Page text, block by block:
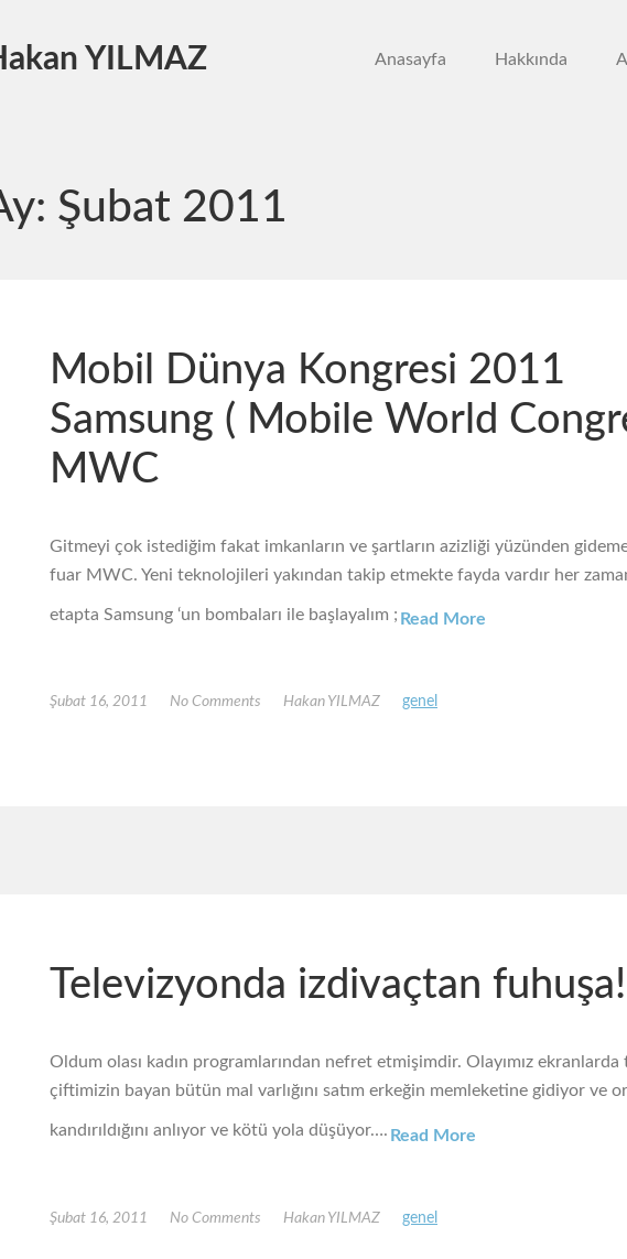
YILMAZ Anasayfa Hakkında
Şubat 2011
Mobil Dünya Kongresi 2011
Samsung ( Mobile World
MWC
Gitmeyi çok istediğim fakat imkanların ve şartların azizliği yüzünden
fuar MWC. Yeni teknolojileri yakından takip etmekte fayda vardır her
etapta Samsung ‘un bombaları ile başlayalım ; Read More
Şubat 16, 2011 No Comments Hakan YILMAZ genel
Televizyonda izdivaçtan fuhuşa!
Oldum olası kadın programlarından nefret etmişimdir. Olayımız ekranlarda
çiftimizin bayan bütün mal varlığını satım erkeğin memleketine gidiyor ve
kandırıldığını anlıyor ve kötü yola düşüyor…. Read More
Şubat 16, 2011 No Comments Hakan YILMAZ genel